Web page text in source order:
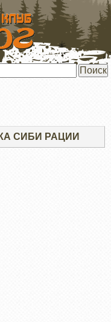
СИБИ РАЦИИ